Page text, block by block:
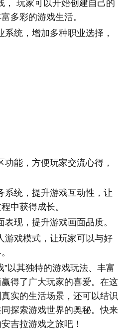
， 玩家可以开始创建自己的
多彩的游戏生活。
系统，增加多种职业选择，
功能，方便玩家交流心得，
系统，提升游戏互动性，让
中获得成长。
表现，提升游戏画面品质。
游戏模式，让玩家可以与好
”以其独特的游戏玩法、丰富
得了广大玩家的喜爱。在这
实的生活场景，还可以结识
探索游戏世界的奥秘。快来
吉拉游戏之旅吧！